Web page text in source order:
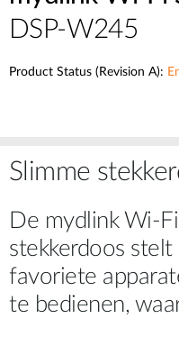
DSP-W245
Product Status (Revision A):
Slimme
De mydlink Wi-
stekkerdoos
favoriete
te bedienen,